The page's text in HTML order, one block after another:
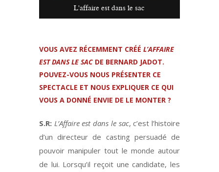
L'affaire est dans le sac
VOUS AVEZ RÉCEMMENT CRÉÉ L’AFFAIRE
EST DANS LE SACDE BERNARD JADOT.
POUVEZ-VOUS NOUS PRÉSENTER CE
SPECTACLE ET NOUS EXPLIQUER CE QUI
VOUS A DONNÉ ENVIE DE LE MONTER ?
S.R: L’Affaire est dans le sac, c’est l’histoire
d’un directeur de casting persuadé de
pouvoir manipuler tout le monde autour
de lui. Lorsqu’il reçoit une candidate, les